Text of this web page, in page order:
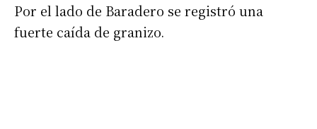
Por el lado de Baradero se registró una
fuerte caída de granizo.